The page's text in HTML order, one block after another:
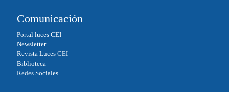
Comunicación
Portal luces CEI
Newsletter
Revista Luces CEI
Biblioteca
Redes Sociales